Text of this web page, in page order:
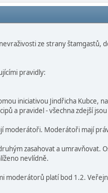
ze strany štamgastů,
pravidly:
iniciativou Jindřicha Kubce,
a pravidel - všechna zdejší
moderátoři. Moderátoři mají
zasahovat a
nevlídně.
moderátorů platí bod 1.2.